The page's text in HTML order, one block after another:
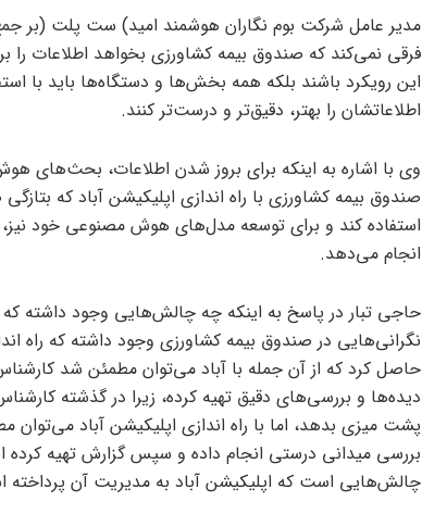
مدیر عامل شرکت بوم نگاران هوشمند امید) ست پلت (بر
فرقی نمی‌کند که صندوق بیمه کشاورزی بخواهد اطلاعات را
این رویکرد باشند بلکه همه بخش‌ها و دستگاه‌ها باید با
اطلاعاتشان را بهتر، دقیق‌تر و درست‌تر کنند.
وی با اشاره به اینکه برای بروز شدن اطلاعات،
صندوق بیمه کشاورزی با راه اندازی اپلیکیشن آباد که
استفاده کند و برای توسعه مدل‌های هوش مصنوعی خود
انجام می‌دهد.
حاجی تبار در پاسخ به اینکه چه چالش‌هایی وجود داشته
نگرانی‌هایی در صندوق بیمه کشاورزی وجود داشته که راه
حاصل کرد که از آن جمله با آباد می‌توان مطمئن شد
دیده‌ها و بررسی‌های دقیق تهیه کرده، زیرا در گذشته
پشت میزی بدهد، اما با راه اندازی اپلیکیشن آباد
بررسی میدانی درستی انجام داده و سپس گزارش تهیه کرده
چالش‌هایی است که اپلیکیشن آباد به مدیریت آن